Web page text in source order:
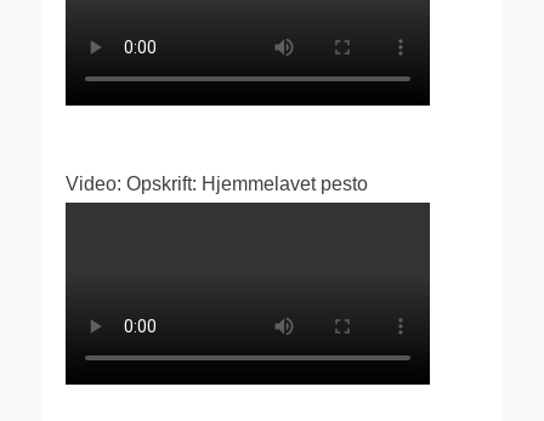
Video: Opskrift: Hjemmelavet pesto